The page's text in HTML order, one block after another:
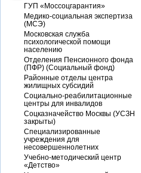
ГУП «Моссоцгарантия»
Медико-социальная экспертиза
(МСЭ)
Московская служба
психологической помощи
населению
Отделения Пенсионного фонда
(ПФР) (Социальный фонд)
Районные отделы центра
жилищных субсидий
Социально-реабилитационные
центры для инвалидов
Соцказначейство Москвы (УСЗН
закрыты)
Специализированные
учреждения для
несовершеннолетних
Учебно-методический центр
«Детство»